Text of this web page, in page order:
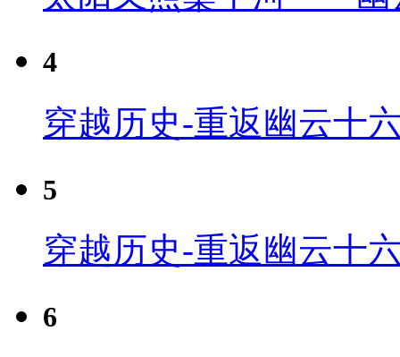
4
穿越历史-重返幽云十
5
穿越历史-重返幽云十
6